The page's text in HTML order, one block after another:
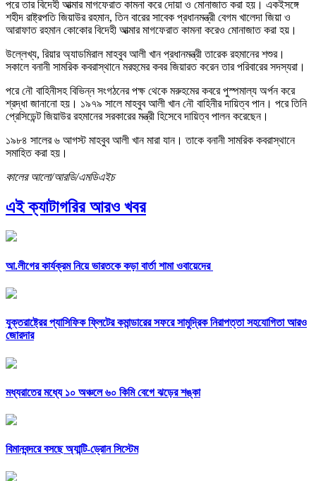
পরে তার বিদেহী আত্মার মাগফেরাত কামনা করে দোয়া ও মোনাজাত করা হয়। একইসঙ্গে
শহীদ রাষ্ট্রপতি জিয়াউর রহমান, তিন বারের সাবেক প্রধানমন্ত্রী বেগম খালেদা জিয়া ও
আরাফাত রহমান কোকোর বিদেহী আত্মার মাগফেরাত কামনা করেও মোনাজাত করা হয়।
উল্লেখ্য, রিয়ার অ্যাডমিরাল মাহবুব আলী খান প্রধানমন্ত্রী তারেক রহমানের শশুর।
সকালে বনানী সামরিক কবরাস্থানে মরহুমের কবর জিয়ারত করেন তার পরিবারের সদস্যরা।
পরে নৌ বাহিনীসহ বিভিন্ন সংগঠনের পক্ষ থেকে মরুহমের কবরে পুস্পমাল্য অর্পন করে
শ্রদ্ধা জানানো হয়। ১৯৭৯ সালে মাহবুব আলী খান নৌ বাহিনীর দায়িত্ব পান। পরে তিনি
প্রেসিডেন্ট জিয়াউর রহমানের সরকারের মন্ত্রী হিসেবে দায়িত্ব পালন করেছেন।
১৯৮৪ সালের ৬ আগস্ট মাহবুব আলী খান মারা যান। তাকে বনানী সামরিক কবরাস্থানে
সমাহিত করা হয়।
কালের আলো/আরডি/এমডিএইচ
এই ক্যাটাগরির আরও খবর
আ.লীগের কার্যক্রম নিয়ে ভারতকে কড়া বার্তা শামা ওবায়েদের
যুক্তরাষ্ট্রের প্যাসিফিক ফ্লিটের কমান্ডারের সফরে সামুদ্রিক নিরাপত্তা সহযোগিতা আরও
জোরদার
মধ্যরাতের মধ্যে ১০ অঞ্চলে ৬০ কিমি বেগে ঝড়ের শঙ্কা
বিমানবন্দরে বসছে অ্যান্টি-ড্রোন সিস্টেম